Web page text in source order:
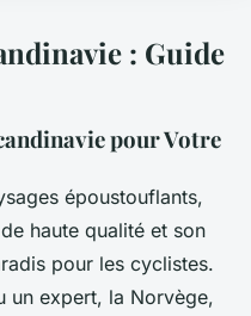
: Guide
pour Votre
époustouflants,
haute qualité et son
pour les cyclistes.
un expert, la Norvège,